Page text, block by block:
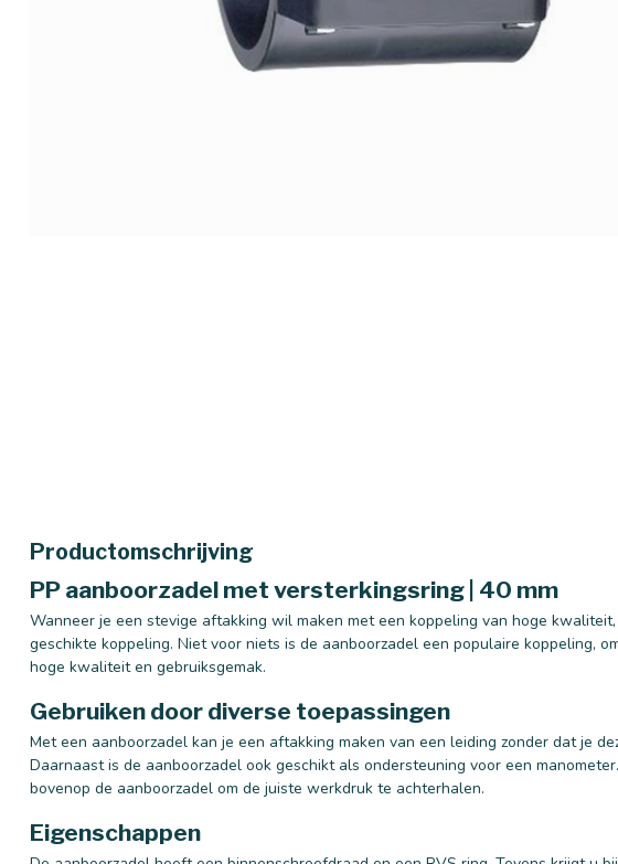
Productomschrijving
PP aanboorzadel met versterkingsring | 40 mm
Wanneer je een stevige aftakking wil maken met een koppeling van hoge
geschikte koppeling. Niet voor niets is de aanboorzadel een populaire koppeling,
hoge kwaliteit en gebruiksgemak.
Gebruiken door diverse toepassingen
Met een aanboorzadel kan je een aftakking maken van een leiding zonder dat je
Daarnaast is de aanboorzadel ook geschikt als ondersteuning voor een
bovenop de aanboorzadel om de juiste werkdruk te achterhalen.
Eigenschappen